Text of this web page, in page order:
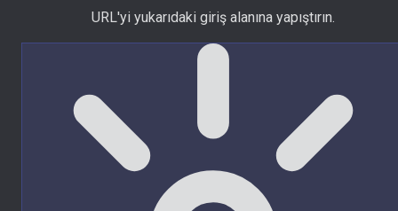
URL'yi yukarıdaki giriş alanına yapıştırın.